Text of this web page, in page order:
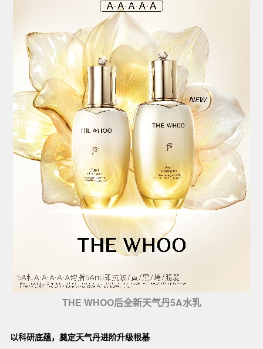
THE WHOO后全新天气丹5A水乳
以科研底蕴，奠定天气丹进阶升级根基